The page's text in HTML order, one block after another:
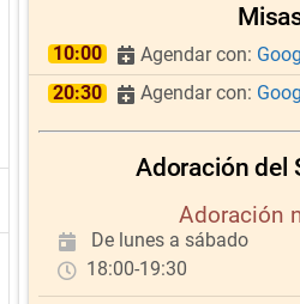
10:00 Agendar con:
20:30
Agendar con:
Adoración del
Adoración
De lunes a sábado
18:00-19:30